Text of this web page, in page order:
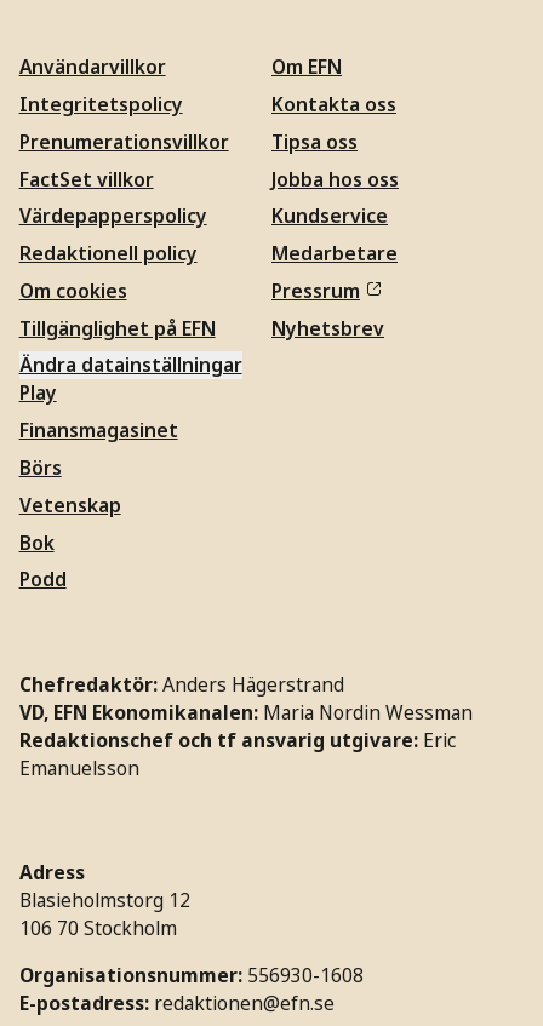
Användarvillkor
Integritetspolicy
Prenumerationsvillkor
FactSet villkor
Värdepapperspolicy
Redaktionell policy
Om cookies
Tillgänglighet på EFN
Ändra datainställningar
Om EFN
Kontakta oss
Tipsa oss
Jobba hos oss
Kundservice
Medarbetare
Pressrum
Nyhetsbrev
Play
Finansmagasinet
Börs
Vetenskap
Bok
Podd
Chefredaktör:Anders Hägerstrand
VD, EFN Ekonomikanalen: Maria Nordin Wessman
Redaktionschef och tf ansvarig utgivare: Eric
Emanuelsson
Adress
Blasieholmstorg 12
106 70 Stockholm
Organisationsnummer: 556930-1608
E-postadress: redaktionen@efn.se